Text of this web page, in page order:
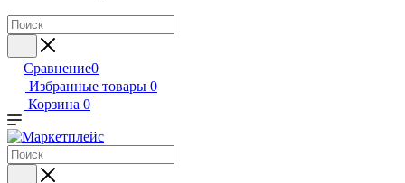
Сравнение0
Избранные товары 0
Корзина 0